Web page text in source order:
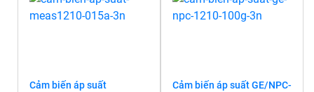
Cảm biến áp suất
Cảm biến áp suất GE/NPC-